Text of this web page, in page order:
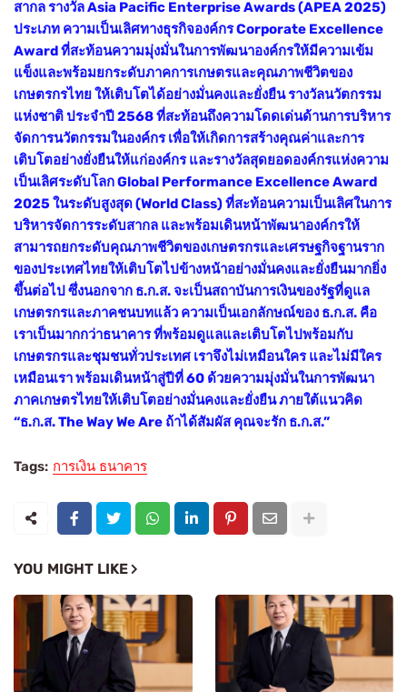
สากล รางวัล Asia Pacific Enterprise Awards (APEA 2025)
ประเภท ความเป็นเลิศทางธุรกิจองค์กร Corporate Excellence
Award ที่สะท้อนความมุ่งมั่นในการพัฒนาองค์กรให้มีความเข้ม
แข็งและพร้อมยกระดับภาคการเกษตรและคุณภาพชีวิตของ
เกษตรกรไทย ให้เติบโตได้อย่างมั่นคงและยั่งยืน รางวัลนวัตกรรม
แห่งชาติ ประจำปี 2568 ที่สะท้อนถึงความโดดเด่นด้านการบริหาร
จัดการนวัตกรรมในองค์กร เพื่อให้เกิดการสร้างคุณค่าและการ
เติบโตอย่างยั่งยืนให้แก่องค์กร และรางวัลสุดยอดองค์กรแห่งความ
เป็นเลิศระดับโลก Global Performance Excellence Award
2025 ในระดับสูงสุด (World Class) ที่สะท้อนความเป็นเลิศในการ
บริหารจัดการระดับสากล และพร้อมเดินหน้าพัฒนาองค์กรให้
สามารถยกระดับคุณภาพชีวิตของเกษตรกรและเศรษฐกิจฐานราก
ของประเทศไทยให้เติบโตไปข้างหน้าอย่างมั่นคงและยั่งยืนมากยิ่ง
ขึ้นต่อไป ซึ่งนอกจาก ธ.ก.ส. จะเป็นสถาบันการเงินของรัฐที่ดูแล
เกษตรกรและภาคชนบทแล้ว ความเป็นเอกลักษณ์ของ ธ.ก.ส. คือ
เราเป็นมากกว่าธนาคาร ที่พร้อมดูแลและเติบโตไปพร้อมกับ
เกษตรกรและชุมชนทั่วประเทศ เราจึงไม่เหมือนใคร และไม่มีใคร
เหมือนเรา พร้อมเดินหน้าสู่ปีที่ 60 ด้วยความมุ่งมั่นในการพัฒนา
ภาคเกษตรไทยให้เติบโตอย่างมั่นคงและยั่งยืน ภายใต้แนวคิด
“ธ.ก.ส. The Way We Are ถ้าได้สัมผัส คุณจะรัก ธ.ก.ส.”
Tags: การเงิน ธนาคาร
YOU MIGHT LIKE